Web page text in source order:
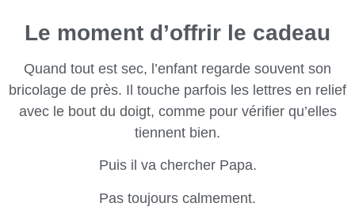
Le moment d’offrir le cadeau
Quand tout est sec, l’enfant regarde souvent son
bricolage de près. Il touche parfois les lettres en relief
avec le bout du doigt, comme pour vérifier qu’elles
tiennent bien.
Puis il va chercher Papa.
Pas toujours calmement.